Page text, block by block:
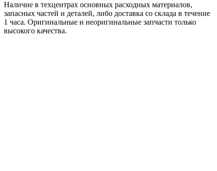
Наличие в техцентрах основных расходных материалов,
запасных частей и деталей, либо доставка со склада в течение
1 часа. Оригинальные и неоригинальные запчасти только
высокого качества.